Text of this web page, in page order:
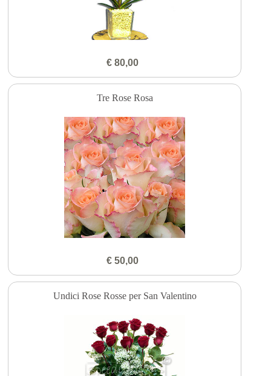
€ 80,00
Tre Rose Rosa
€ 50,00
Undici Rose Rosse per San Valentino